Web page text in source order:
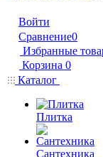
Войти
Сравнение0
Избранные
Корзина 0
Каталог
Плитка
Сантехника